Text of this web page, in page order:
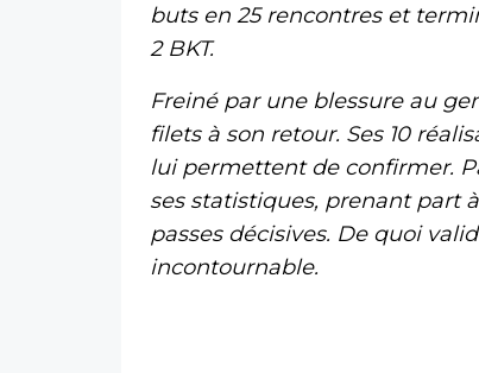
buts en 25 rencontres et
2 BKT.
Freiné par une blessure au
filets à son retour. Ses 10
lui permettent de confirmer.
ses statistiques, prenant part
passes décisives. De quoi
incontournable.